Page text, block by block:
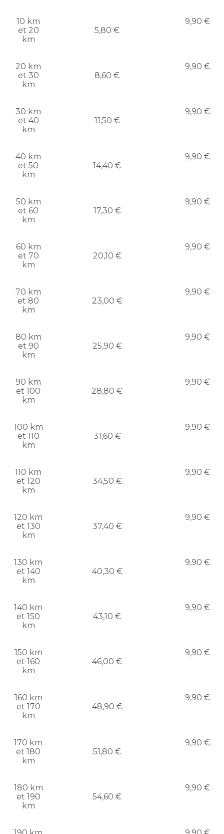
10 km
et 20
km
5,80 €
9,90 €
20 km
et 30
km
8,60 €
9,90 €
30 km
et 40
km
11,50 €
9,90 €
40 km
et 50
km
14,40 €
9,90 €
50 km
et 60
km
17,30 €
9,90 €
60 km
et 70
km
20,10 €
9,90 €
70 km
et 80
km
23,00 €
9,90 €
80 km
et 90
km
25,90 €
9,90 €
90 km
et 100
km
28,80 €
9,90 €
100 km
et 110
km
31,60 €
9,90 €
110 km
et 120
km
34,50 €
9,90 €
120 km
et 130
km
37,40 €
9,90 €
130 km
et 140
km
40,30 €
9,90 €
140 km
et 150
km
43,10 €
9,90 €
150 km
et 160
km
46,00 €
9,90 €
160 km
et 170
km
48,90 €
9,90 €
170 km
et 180
km
51,80 €
9,90 €
180 km
et 190
km
54,60 €
9,90 €